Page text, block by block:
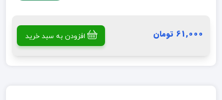
61,000 تومان افزودن به سبد خرید